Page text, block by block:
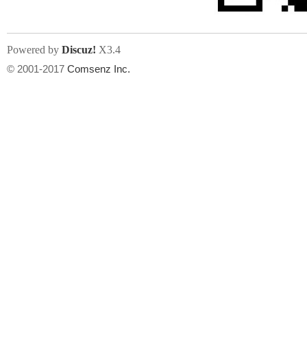
Powered by Discuz! X3.4
© 2001-2017 Comsenz Inc.